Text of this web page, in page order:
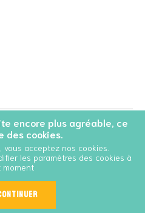
avec le VIH - Tous droits
Cookies
encore plus agréable, ce
des cookies.
acceptez nos cookies.
les paramètres des cookies à
moment